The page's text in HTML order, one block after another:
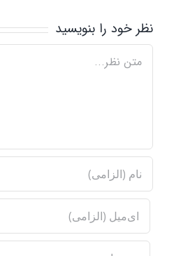
نظر خود را بنویسید
Comment